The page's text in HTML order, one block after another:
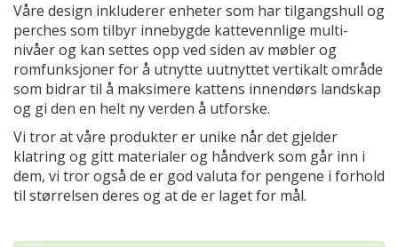
Våre design inkluderer enheter som har tilgangshull og
perches som tilbyr innebygde kattevennlige multi-
nivåer og kan settes opp ved siden av møbler og
romfunksjoner for å utnytte uutnyttet vertikalt område
som bidrar til å maksimere kattens innendørs landskap
og gi den en helt ny verden å utforske.
Vi tror at våre produkter er unike når det gjelder
klatring og gitt materialer og håndverk som går inn i
dem, vi tror også de er god valuta for pengene i forhold
til størrelsen deres og at de er laget for mål.